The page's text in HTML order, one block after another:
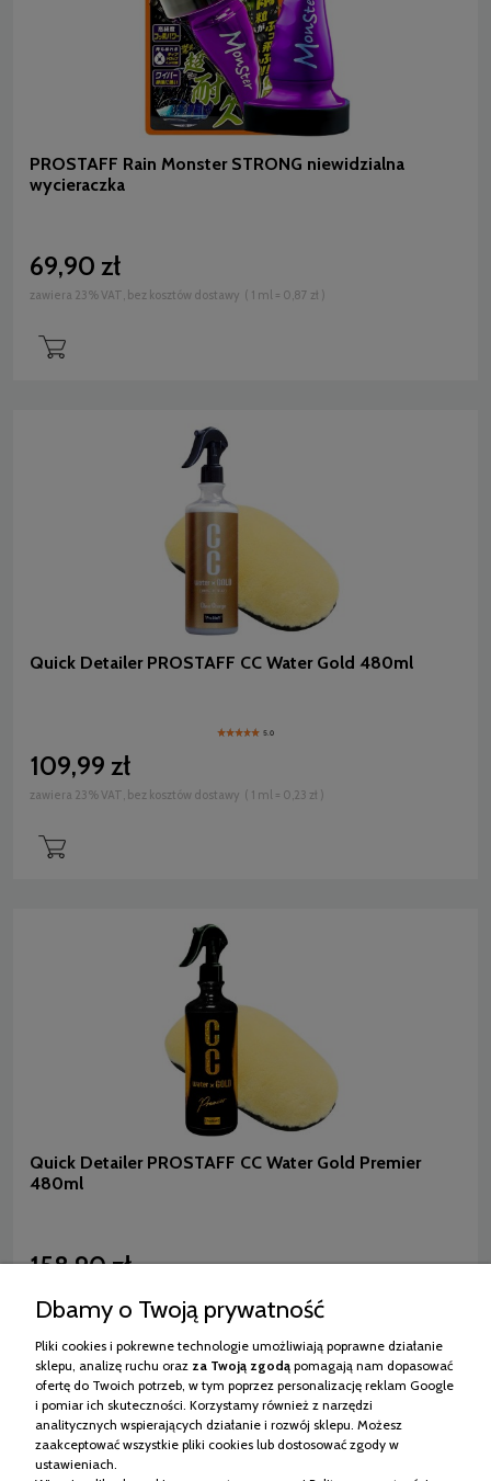
PROSTAFF Rain Monster STRONG niewidzialna
wycieraczka
69,90 zł
zawiera 23% VAT, bez kosztów dostawy ( 1 ml = 0,87 zł )
Quick Detailer PROSTAFF CC Water Gold 480ml
5.0
109,99 zł
zawiera 23% VAT, bez kosztów dostawy ( 1 ml = 0,23 zł )
Quick Detailer PROSTAFF CC Water Gold Premier
480ml
158,90 zł
« 1 2 »
Dbamy o Twoją prywatność
Pliki cookies i pokrewne technologie umożliwiają poprawne działanie
sklepu, analizę ruchu oraz za Twoją zgodą pomagają nam dopasować
ofertę do Twoich potrzeb, w tym poprzez personalizację reklam Google
i pomiar ich skuteczności. Korzystamy również z narzędzi
analitycznych wspierających działanie i rozwój sklepu. Możesz
zaakceptować wszystkie pliki cookies lub dostosować zgody w
ustawieniach.